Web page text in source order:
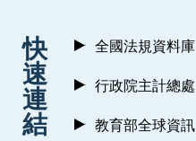
快
速
連
結
全國法規資料庫
行政院主計總處
教育部全球資訊